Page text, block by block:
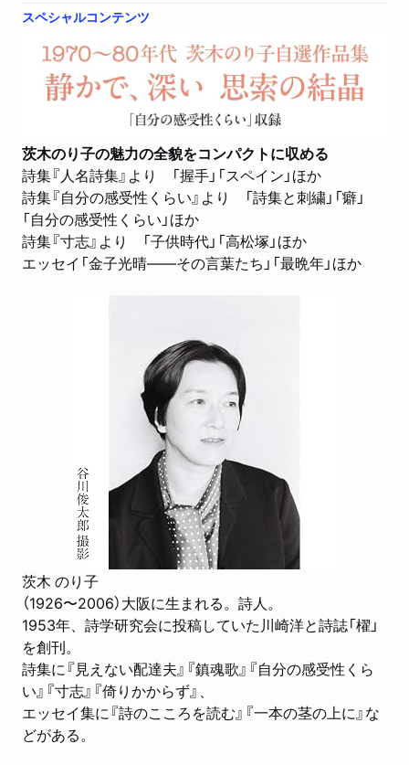
スペシャルコンテンツ
茨木のり子の魅力の全貌をコンパクトに収める
詩集『人名詩集』より 「握手」「スペイン」ほか
詩集『自分の感受性くらい』より 「詩集と刺繍」「癖」
「自分の感受性くらい」ほか
詩集『寸志』より 「子供時代」「高松塚」ほか
エッセイ「金子光晴――その言葉たち」「最晩年」ほか
茨木 のり子
（1926〜2006）大阪に生まれる。詩人。
1953年、詩学研究会に投稿していた川崎洋と詩誌「櫂」
を創刊。
詩集に『見えない配達夫』『鎮魂歌』『自分の感受性くら
い』『寸志』『倚りかからず』、
エッセイ集に『詩のこころを読む』『一本の茎の上に』な
どがある。